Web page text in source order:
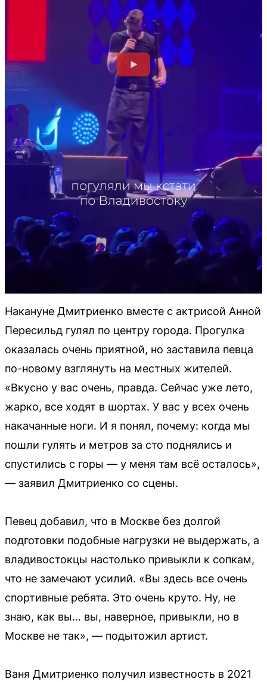
Накануне Дмитриенко вместе с актрисой Анной
Пересильд гулял по центру города. Прогулка
оказалась очень приятной, но заставила певца
по-новому взглянуть на местных жителей.
«Вкусно у вас очень, правда. Сейчас уже лето,
жарко, все ходят в шортах. У вас у всех очень
накачанные ноги. И я понял, почему: когда мы
пошли гулять и метров за сто поднялись и
спустились с горы — у меня там всё осталось»,
— заявил Дмитриенко со сцены.
Певец добавил, что в Москве без долгой
подготовки подобные нагрузки не выдержать, а
владивостокцы настолько привыкли к сопкам,
что не замечают усилий. «Вы здесь все очень
спортивные ребята. Это очень круто. Ну, не
знаю, как вы… вы, наверное, привыкли, но в
Москве не так», — подытожил артист.
Ваня Дмитриенко получил известность в 2021